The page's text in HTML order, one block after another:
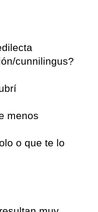
cunnilingus?
menos
o que te lo